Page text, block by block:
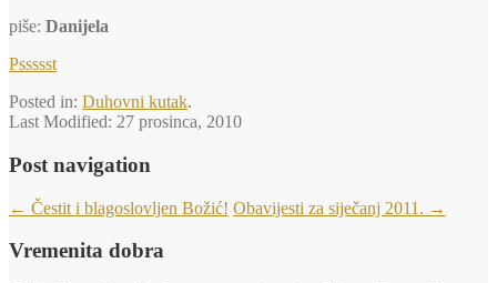
piše: Danijela
Pssssst
Posted in: Duhovni kutak.
Last Modified: 27 prosinca, 2010
Post navigation
← Čestit i blagoslovljen Božić! Obavijesti za siječanj 2011. →
Vremenita dobra